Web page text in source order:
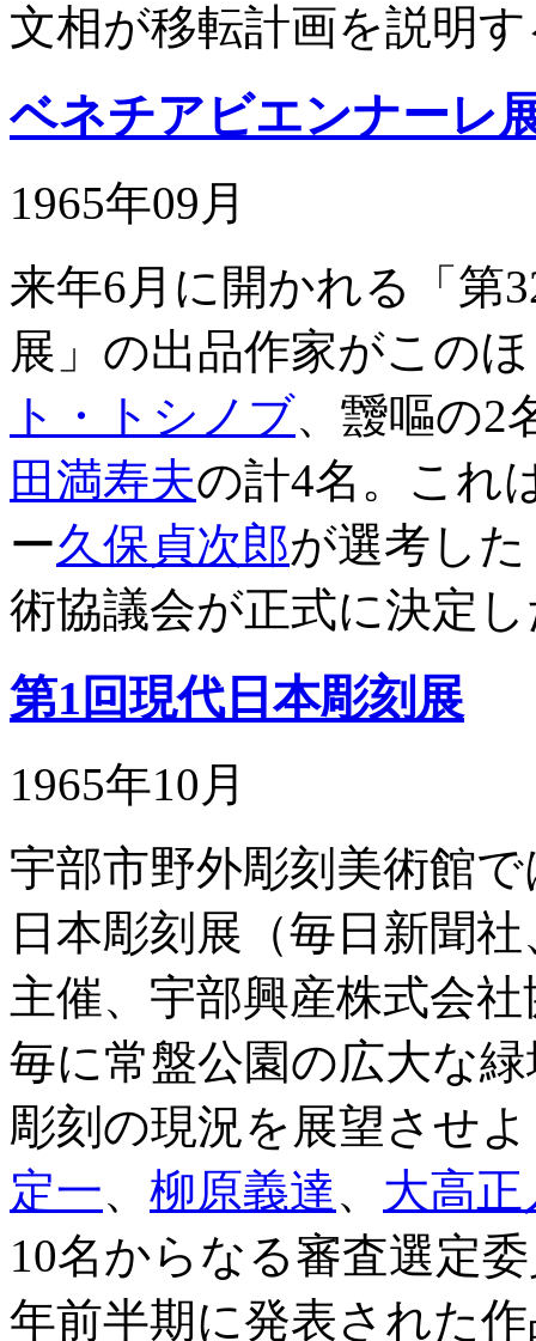
文相が移転計画を説明
ベネチアビエンナーレ
1965年09月
来年6月に開かれる「第
展」の出品作家がこの
ト・トシノブ、靉嘔の2
田満寿夫の計4名。これ
ー久保貞次郎が選考し
術協議会が正式に決定
第1回現代日本彫刻展
1965年10月
宇部市野外彫刻美術館
日本彫刻展（毎日新聞
主催、宇部興産株式会
毎に常盤公園の広大な
彫刻の現況を展望させ
定一、 柳原義達、 大高正
10名からなる審査選定
年前半期に発表された